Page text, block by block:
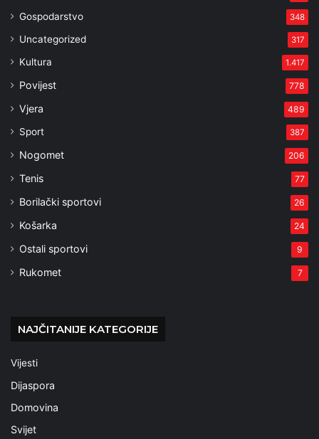
Gospodarstvo 348
Uncategorized 317
Kultura 1.417
Povijest 778
Vjera 489
Sport 387
Nogomet 206
Tenis 77
Borilački sportovi 26
Košarka 24
Ostali sportovi 9
Rukomet 7
NAJČITANIJE KATEGORIJE
Vijesti
Dijaspora
Domovina
Svijet